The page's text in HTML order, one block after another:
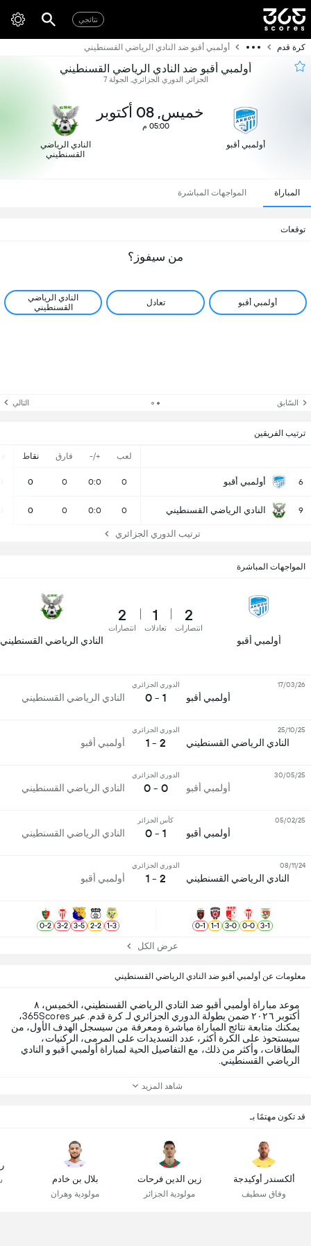
نتائجي
كرة قدم أولمبي أقبو ضد النادي الرياضي القسنطيني
أولمبي أقبو ضد النادي الرياضي القسنطيني
الجزائر, الدوري الجزائري, الجولة 7
أولمبي أقبو
خميس, 08 أكتوبر
05:00 م
النادي الرياضي
القسنطيني
المباراة المواجهات المباشرة
توقعات
من سيفوز؟
أولمبي أقبو تعادل
النادي الرياضي
القسنطيني
السّابق التالي
ترتيب الفريقين
لعب +/- فارق نقاط
6 أولمبي أقبو 0
0:0
0
0
9 النادي الرياضي القسنطيني 0
0:0
0
0
ترتيب الدوري الجزائري
المواجهات المباشرة
أولمبي أقبو
2
انتصارات
1
تعادلات
2
انتصارات
النادي الرياضي القسنطيني
أولمبي أقبو
الدوري الجزائري
1 - 0 النادي الرياضي القسنطيني
17/03/26
النادي الرياضي القسنطيني
الدوري الجزائري
2 - 1 أولمبي أقبو
25/10/25
أولمبي أقبو
الدوري الجزائري
0 - 0 النادي الرياضي القسنطيني
30/05/25
أولمبي أقبو
كأس الجزائر
1 - 0 النادي الرياضي القسنطيني
05/02/25
النادي الرياضي القسنطيني
الدوري الجزائري
2 - 1 أولمبي أقبو
08/11/24
1
-
3
0
-
0
0
-
3
1
-
1
1
-
0
3
-
1
2
-
2
5
-
3
2
-
3
2
-
0
عرض الكل
معلومات عن أولمبي أقبو ضد النادي الرياضي القسنطيني
موعد مباراة أولمبي أقبو ضد النادي الرياضي القسنطيني، الخميس، ٨
أكتوبر ٢٠٢٦ ضمن بطولة الدوري الجزائري لـ كرة قدم. عبر 365Scores،
يمكنك متابعة نتائج المباراة مباشرة ومعرفة من سيسجل الهدف الأول، من
سيستحوذ على الكرة أكثر، عدد التسديدات على المرمى، الركنيات،
البطاقات، وأكثر من ذلك، مع التفاصيل الحية لمباراة أولمبي أقبو و النادي
الرياضي القسنطيني.
شاهد المزيد
قد تكون مهتمًا بـ
ألكسندر أوكيدجة
وفاق سطيف
زين الدين فرحات
مولودية الجزائر
بلال بن خادم
مولودية وهران